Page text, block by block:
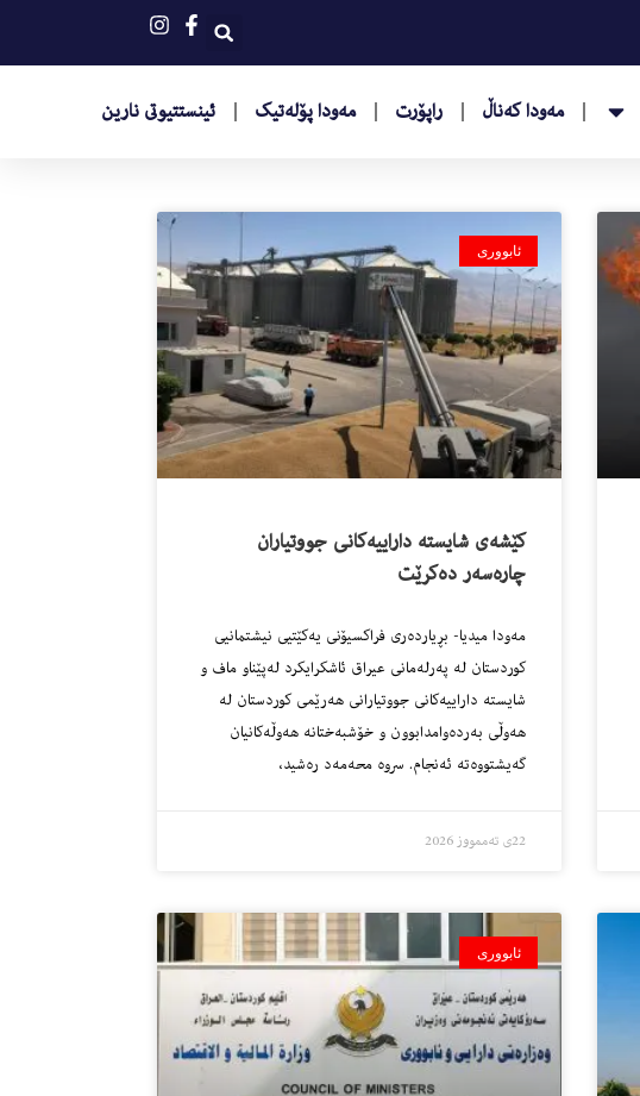
مەودا کەناڵ راپۆرت مەودا پۆلەتیک ئینستتیوتى نارین
ئابووری
کێشەی شایستە داراییەکانی جووتیاران
چارەسەر دەکرێت
مەودا میدیا- بڕیاردەری فراکسیۆنی یەکێتیی نیشتمانیی
کوردستان لە پەرلەمانی عیراق ئاشکرایکرد لەپێناو ماف و
شایستە داراییەکانی جووتیارانی هەرێمی کوردستان لە
هەوڵی بەردەوامدابوون و خۆشبەختانە هەوڵەکانیان
گەیشتووەتە ئەنجام. سروە محەمەد رەشید،
22ی تەممووز 2026
ئابووری